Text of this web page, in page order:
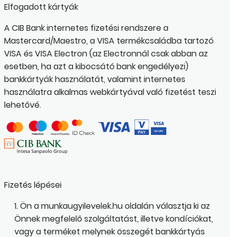
Elfogadott kártyák
A CIB Bank internetes fizetési rendszere a
Mastercard/Maestro, a VISA termékcsaládba tartozó
VISA és VISA Electron (az Electronnál csak abban az
esetben, ha azt a kibocsátó bank engedélyezi)
bankkártyák használatát, valamint internetes
használatra alkalmas webkártyával való fizetést teszi
lehetővé.
Fizetés lépései
1. Ön a munkaugyilevelek.hu oldalán választja ki az
Önnek megfelelő szolgáltatást, illetve kondíciókat,
vagy a terméket melynek összegét bankkártyás